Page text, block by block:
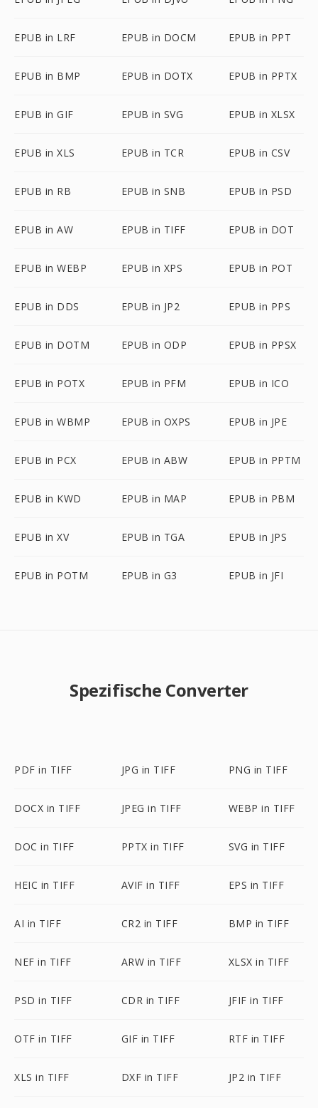
EPUB in LRF EPUB in DOCM EPUB in PPT
EPUB in BMP EPUB in DOTX EPUB in PPTX
EPUB in GIF EPUB in SVG EPUB in XLSX
EPUB in XLS EPUB in TCR EPUB in CSV
EPUB in RB EPUB in SNB EPUB in PSD
EPUB in AW EPUB in TIFF EPUB in DOT
EPUB in WEBP EPUB in XPS EPUB in POT
EPUB in DDS EPUB in JP2 EPUB in PPS
EPUB in DOTM EPUB in ODP EPUB in PPSX
EPUB in POTX EPUB in PFM EPUB in ICO
EPUB in WBMP EPUB in OXPS EPUB in JPE
EPUB in PCX EPUB in ABW EPUB in PPTM
EPUB in KWD EPUB in MAP EPUB in PBM
EPUB in XV EPUB in TGA EPUB in JPS
EPUB in POTM EPUB in G3 EPUB in JFI
Spezifische Converter
PDF in TIFF JPG in TIFF PNG in TIFF
DOCX in TIFF JPEG in TIFF WEBP in TIFF
DOC in TIFF PPTX in TIFF SVG in TIFF
HEIC in TIFF AVIF in TIFF EPS in TIFF
AI in TIFF CR2 in TIFF BMP in TIFF
NEF in TIFF ARW in TIFF XLSX in TIFF
PSD in TIFF CDR in TIFF JFIF in TIFF
OTF in TIFF GIF in TIFF RTF in TIFF
XLS in TIFF DXF in TIFF JP2 in TIFF